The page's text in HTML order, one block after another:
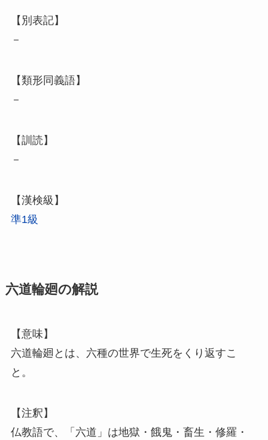
【別表記】
－
【類形同義語】
－
【訓読】
－
【漢検級】
準1級
六道輪廻の解説
【意味】
六道輪廻とは、六種の世界で生死をくり返すこ
と。
【注釈】
仏教語で、「六道」は地獄・餓鬼・畜生・修羅・